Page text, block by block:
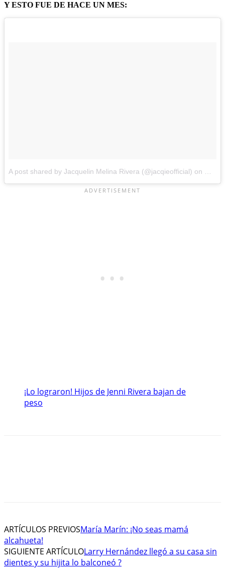
Y ESTO FUE DE HACE UN MES:
A post shared by Jacquelin Melina Rivera (@jacqieofficial) on
¡Lo lograron! Hijos de Jenni Rivera bajan de
peso
ARTÍCULOS PREVIOSMaría Marín: ¡No seas mamá
alcahueta!
SIGUIENTE ARTÍCULOLarry Hernández llegó a su casa sin
dientes y su hijita lo balconeó ?